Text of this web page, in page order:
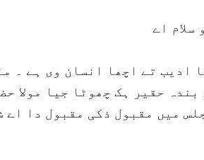
اے
ادیب تے اچھا انسان وی ہے ۔
حقیر ہک چھوٹا جیا مولا
میں مقبول ذکی مقبول دا